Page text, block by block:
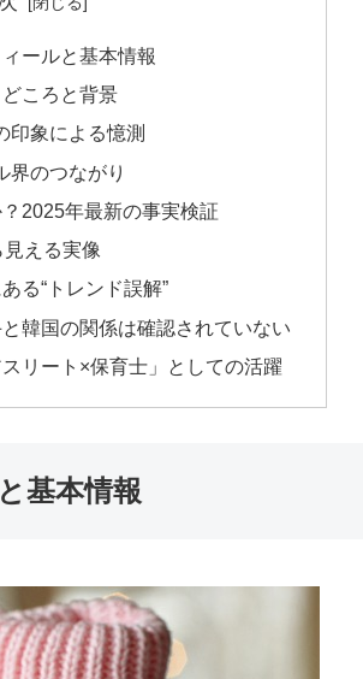
ールと基本情報
ころと背景
象による憶測
のつながり
2025年最新の事実検証
える実像
る“トレンド誤解”
韓国の関係は確認されていない
リート×保育士」としての活躍
基本情報